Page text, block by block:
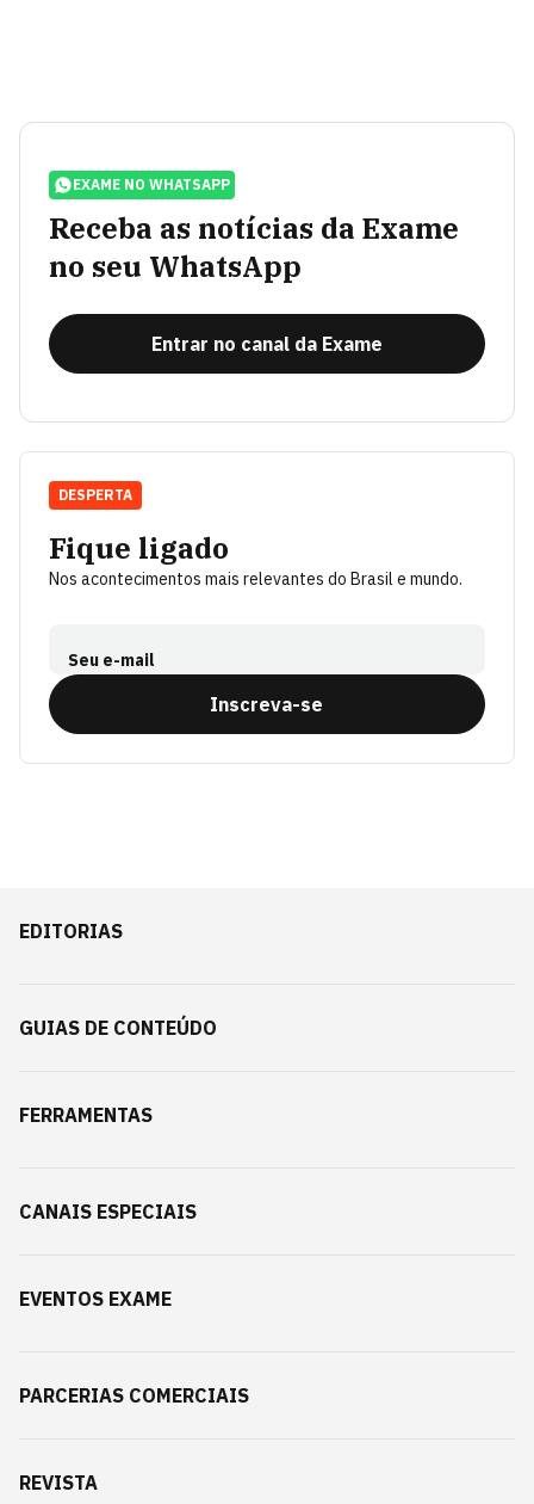
EXAME NO WHATSAPP
Receba as notícias da Exame
no seu WhatsApp
Entrar no canal da Exame
Fique ligado
Nos acontecimentos mais relevantes do Brasil e mundo.
Seu e-mail
Inscreva-se
DESPERTA
EDITORIAS
GUIAS DE CONTEÚDO
FERRAMENTAS
CANAIS ESPECIAIS
EVENTOS EXAME
PARCERIAS COMERCIAIS
REVISTA